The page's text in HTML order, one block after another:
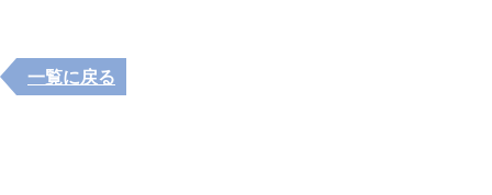
一覧に戻る